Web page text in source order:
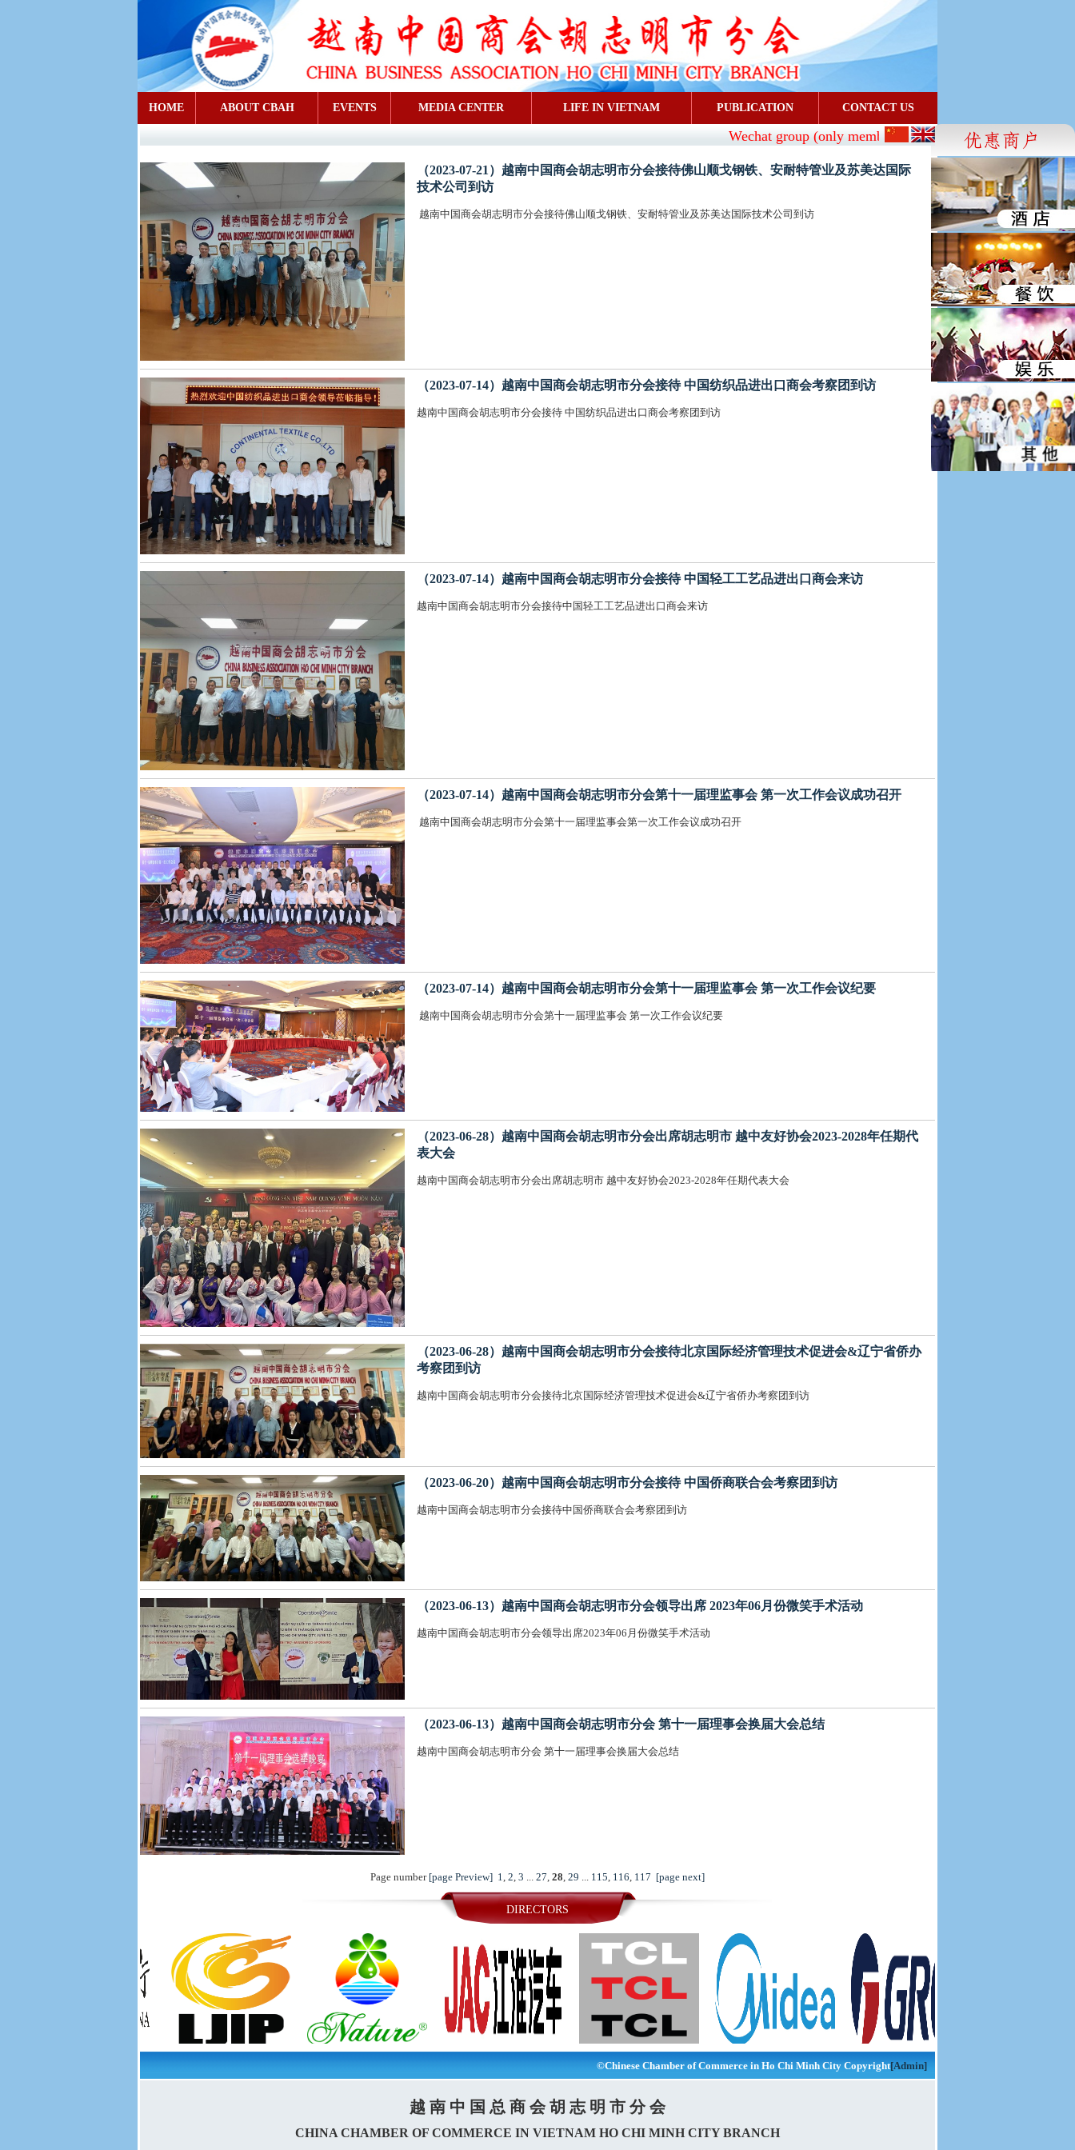
HOME ABOUT CBAH EVENTS MEDIA CENTER LIFE IN VIETNAM PUBLICATION CONTACT US
Wechat group (only members can join): CBA_SG-
（2023-07-21）越南中国商会胡志明市分会接待佛山顺戈钢铁、安耐特管业及苏美达国际
技术公司到访
越南中国商会胡志明市分会接待佛山顺戈钢铁、安耐特管业及苏美达国际技术公司到访
（2023-07-14）越南中国商会胡志明市分会接待 中国纺织品进出口商会考察团到访
越南中国商会胡志明市分会接待 中国纺织品进出口商会考察团到访
（2023-07-14）越南中国商会胡志明市分会接待 中国轻工工艺品进出口商会来访
越南中国商会胡志明市分会接待中国轻工工艺品进出口商会来访
（2023-07-14）越南中国商会胡志明市分会第十一届理监事会 第一次工作会议成功召开
越南中国商会胡志明市分会第十一届理监事会第一次工作会议成功召开
（2023-07-14）越南中国商会胡志明市分会第十一届理监事会 第一次工作会议纪要
越南中国商会胡志明市分会第十一届理监事会 第一次工作会议纪要
（2023-06-28）越南中国商会胡志明市分会出席胡志明市 越中友好协会2023-2028年任期代
表大会
越南中国商会胡志明市分会出席胡志明市 越中友好协会2023-2028年任期代表大会
（2023-06-28）越南中国商会胡志明市分会接待北京国际经济管理技术促进会&辽宁省侨办
考察团到访
越南中国商会胡志明市分会接待北京国际经济管理技术促进会&辽宁省侨办考察团到访
（2023-06-20）越南中国商会胡志明市分会接待 中国侨商联合会考察团到访
越南中国商会胡志明市分会接待中国侨商联合会考察团到访
（2023-06-13）越南中国商会胡志明市分会领导出席 2023年06月份微笑手术活动
越南中国商会胡志明市分会领导出席2023年06月份微笑手术活动
（2023-06-13）越南中国商会胡志明市分会 第十一届理事会换届大会总结
越南中国商会胡志明市分会 第十一届理事会换届大会总结
Page number [page Preview] 1 2 3 27 28 29 115 116 117 [page next]
DIRECTORS
©Chinese Chamber of Commerce in Ho Chi Minh City Copyright[Admin]
越 南 中 国 总 商 会 胡 志 明 市 分 会
CHINA CHAMBER OF COMMERCE IN VIETNAM HO CHI MINH CITY BRANCH